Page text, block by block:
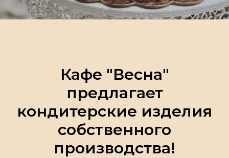
Кафе "Весна"
предлагает
кондитерские изделия
собственного
производства!